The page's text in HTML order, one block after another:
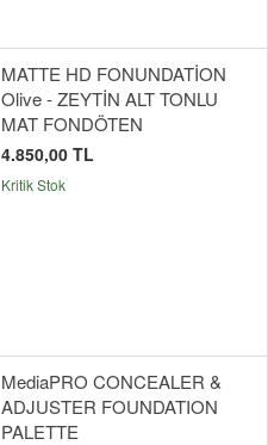
MATTE HD FONUNDATİON
Olive - ZEYTİN ALT TONLU
MAT FONDÖTEN
4.850,00 TL
Kritik Stok
MediaPRO CONCEALER &
ADJUSTER FOUNDATION
PALETTE